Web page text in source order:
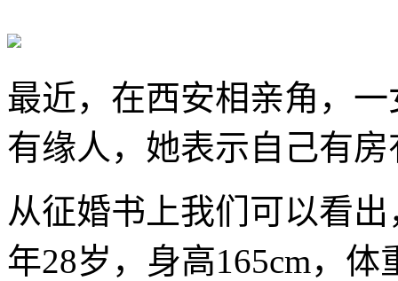
最近，在西安相亲角，
有缘人，她表示自己有
从征婚书上我们可以看
年28岁，身高165cm，